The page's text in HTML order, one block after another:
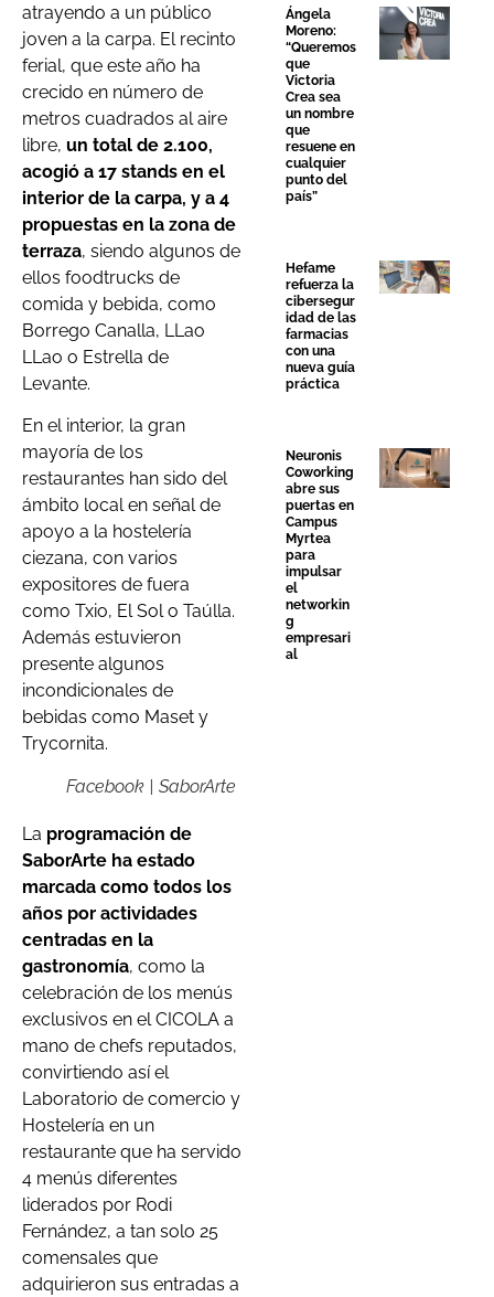
atrayendo a un público
joven a la carpa. El recinto
ferial, que este año ha
crecido en número de
metros cuadrados al aire
libre, un total de 2.100,
acogió a 17 stands en el
interior de la carpa, y a 4
propuestas en la zona de
terraza, siendo algunos de
ellos foodtrucks de
comida y bebida, como
Borrego Canalla, LLao
LLao o Estrella de
Levante.
En el interior, la gran
mayoría de los
restaurantes han sido del
ámbito local en señal de
apoyo a la hostelería
ciezana, con varios
expositores de fuera
como Txio, El Sol o Taúlla.
Además estuvieron
presente algunos
incondicionales de
bebidas como Maset y
Trycornita.
Facebook | SaborArte
La programación de
SaborArte ha estado
marcada como todos los
años por actividades
centradas en la
gastronomía, como la
celebración de los menús
exclusivos en el CICOLA a
mano de chefs reputados,
convirtiendo así el
Laboratorio de comercio y
Hostelería en un
restaurante que ha servido
4 menús diferentes
liderados por Rodi
Fernández, a tan solo 25
comensales que
adquirieron sus entradas a
Ángela
Moreno:
“Queremos
que
Victoria
Crea sea
un nombre
que
resuene en
cualquier
punto del
país”
Hefame
refuerza la
cibersegur
idad de las
farmacias
con una
nueva guía
práctica
Neuronis
Coworking
abre sus
puertas en
Campus
Myrtea
para
impulsar
el
networkin
g
empresari
al